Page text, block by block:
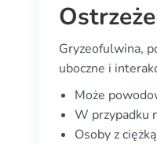
Gryzeofulwina,
uboczne i
Może
W przypadku
Osoby z